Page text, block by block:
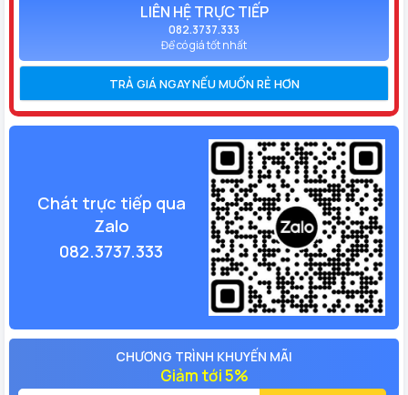
LIÊN HỆ TRỰC TIẾP
082.3737.333
Để có giá tốt nhất
TRẢ GIÁ NGAY NẾU MUỐN RẺ HƠN
Chát trực tiếp qua
Zalo
082.3737.333
CHƯƠNG TRÌNH KHUYẾN MÃI
Giảm tới 5%